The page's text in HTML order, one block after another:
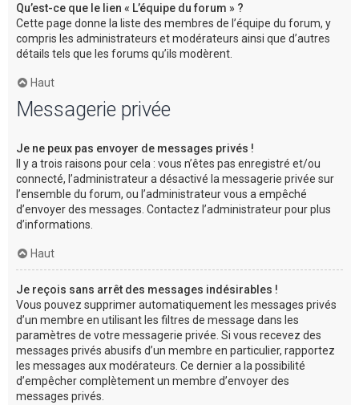
Qu’est-ce que le lien « L’équipe du forum » ?
Cette page donne la liste des membres de l’équipe du forum, y
compris les administrateurs et modérateurs ainsi que d’autres
détails tels que les forums qu’ils modèrent.
Haut
Messagerie privée
Je ne peux pas envoyer de messages privés !
Il y a trois raisons pour cela : vous n’êtes pas enregistré et/ou
connecté, l’administrateur a désactivé la messagerie privée sur
l’ensemble du forum, ou l’administrateur vous a empêché
d’envoyer des messages. Contactez l’administrateur pour plus
d’informations.
Haut
Je reçois sans arrêt des messages indésirables !
Vous pouvez supprimer automatiquement les messages privés
d’un membre en utilisant les filtres de message dans les
paramètres de votre messagerie privée. Si vous recevez des
messages privés abusifs d’un membre en particulier, rapportez
les messages aux modérateurs. Ce dernier a la possibilité
d’empêcher complètement un membre d’envoyer des
messages privés.